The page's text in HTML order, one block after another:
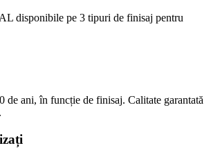
disponibile pe 3 tipuri de finisaj pentru
de ani, în funcție de finisaj. Calitate garantată